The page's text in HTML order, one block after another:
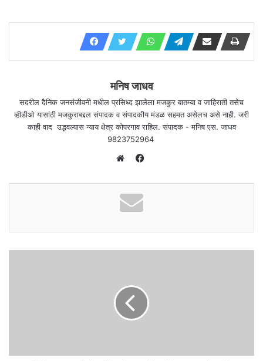
मनिष जाधव
सदरील दैनिक जनसंजीवनी मधील प्रसिध्द झालेला मजकुर बातम्या व जाहिराती तसेच
व्हीडीओ यासांठी मजकुराबद्दल संपादक व संपादकीय मंडळ सहमत असेलच असे नाही. जरी
काही वाद उद्भवल्यास न्याय क्षेत्र कोपरगाव राहिल. संपादक - मनिष एस. जाधव
9823752964
e
b
s
c